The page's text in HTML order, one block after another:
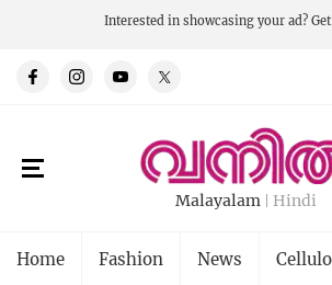
Interested in showcasing your ad?
Malayalam Hindi
Home Fashion News